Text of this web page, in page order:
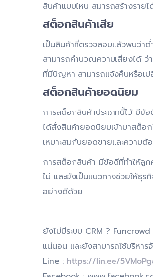
สินค้าแบบไหน สมารถสร้างราย
สต็อกสินค้าเสีย
เป็นสินค้าที่ตรวจสอบแล้วพบว่าต่
สามารถคำนวณความเสี่ยงได้ ว่
ที่มีปัญหา สามารถแจ้งคืนหรือเ
สต็อกสินค้ายอดนิยม
การสต็อกสินค้าประเภทนี้ไว้ มีข้
ได้สั่งสินค้ายอดนิยมเข้ามาสต็อ
เหมาะสมกับยอดขายและความต้
การสต็อกสินค้า มีข้อดีที่ทำให้ลูก
ไม่ และยังเป็นแนวทางช่วยให้ธุร
อย่างดีด้วย
ยังไม่มีระบบ CRM ? Funcrowd
แน่นอน และยังสามารถใช้บริหา
Line : https://lin.ee/